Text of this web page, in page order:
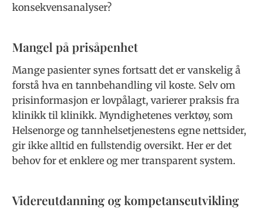
konsekvensanalyser?
Mangel på prisåpenhet
Mange pasienter synes fortsatt det er vanskelig å
forstå hva en tannbehandling vil koste. Selv om
prisinformasjon er lovpålagt, varierer praksis fra
klinikk til klinikk. Myndighetenes verktøy, som
Helsenorge og tannhelsetjenestens egne nettsider,
gir ikke alltid en fullstendig oversikt. Her er det
behov for et enklere og mer transparent system.
Videreutdanning og kompetanseutvikling